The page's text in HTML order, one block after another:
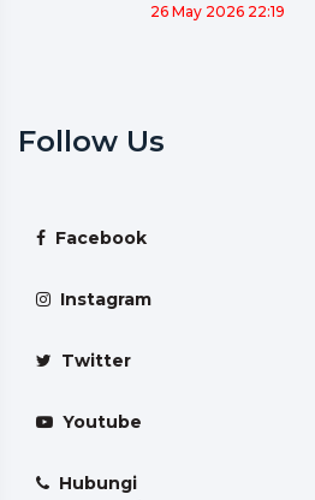
26 May 2026 22:19
Follow Us
Facebook
Instagram
Twitter
Youtube
Hubungi